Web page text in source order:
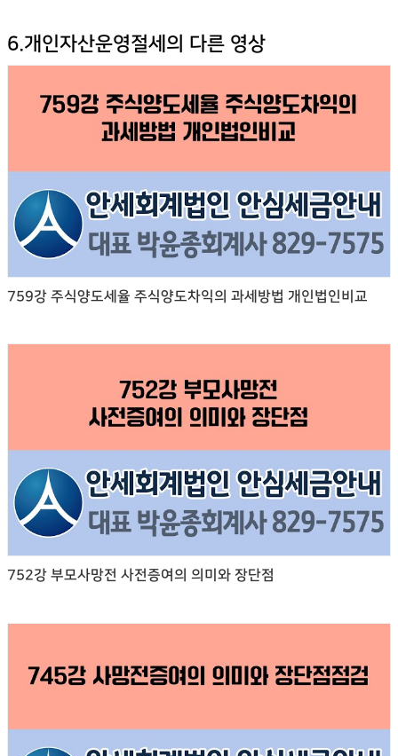
6.개인자산운영절세의 다른 영상
759강 주식양도세율 주식양도차익의 과세방법 개인법인비교
752강 부모사망전 사전증여의 의미와 장단점